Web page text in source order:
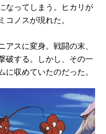
なってしまう。ヒカリが
ノスが現れた。
スに変身。戦闘の末、
破する。しかし、その一
収めていたのだった。